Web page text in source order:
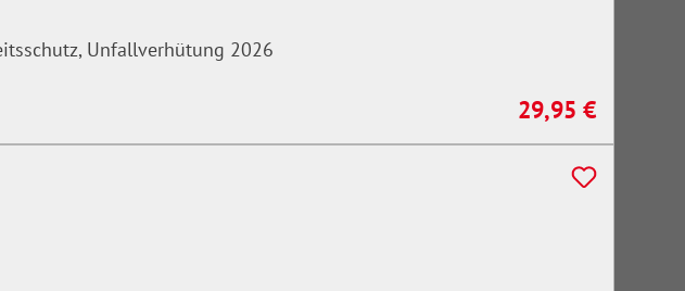
Unfallverhütung 2026
Regulärer Preis:
29,95 €